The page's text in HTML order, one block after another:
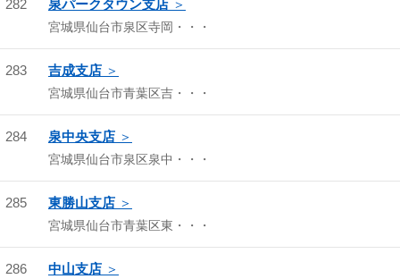
282 泉パークタウン支店
宮城県仙台市泉区寺岡・・・
283 吉成支店
宮城県仙台市青葉区吉・・・
284 泉中央支店
宮城県仙台市泉区泉中・・・
285 東勝山支店
宮城県仙台市青葉区東・・・
286 中山支店